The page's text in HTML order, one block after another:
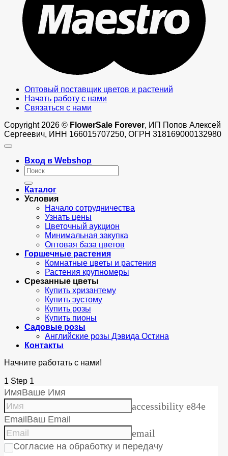
Оптовый поставщик цветов и растений
Начать работу с нами
Связаться с нами
Copyright 2026 © FlowerSale Forever, ИП Попов Алексей
Сергеевич, ИНН 166015707250, ОГРН 318169000132980
Вход в Webshop
Искать:
Каталог
Условия
Начало сотрудничества
Узнать цены
Цветочный аукцион
Минимальная закупка
Оптовая база цветов
Горшечные растения
Комнатные цветы и растения
Растения крупномеры
Срезанные цветы
Купить хризантему
Купить эустому
Купить розы
Купить пионы
Садовые розы
Английские розы Дэвида Остина
Контакты
Начните работать с нами!
1 Step 1
ИмяВаше Имя
accessibility e84e
EmailВаш Email
email
Согласие на обработку и передачу